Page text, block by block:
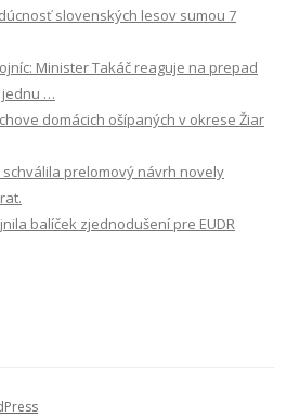
slovenských lesov sumou 7
Minister Takáč reaguje na prepad
jednu …
domácich ošípaných v okrese Žiar
prelomový návrh novely
balíček zjednodušení pre EUDR